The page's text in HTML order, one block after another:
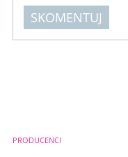
SKOMENTUJ
PRODUCENCI